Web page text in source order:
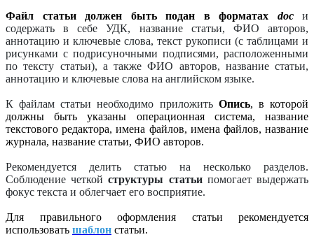
Файл статьи должен быть подан в форматах doc
и
содержать в себе УДК, название статьи, ФИО авторов,
аннотацию и ключевые слова, текст рукописи (с таблицами и
рисунками с подрисуночными подписями, расположенными
по тексту статьи), а также ФИО авторов, название статьи,
аннотацию и ключевые слова на английском языке.
К файлам статьи необходимо приложить Опись, в которой
должны быть указаны операционная система, название
текстового редактора, имена файлов, имена файлов, название
журнала, название статьи, ФИО авторов.
Рекомендуется делить статью на несколько разделов.
Соблюдение четкойструктуры статьипомогает выдержать
фокус текста и облегчает его восприятие.
Для правильного оформления статьи рекомендуется
использовать шаблон статьи.